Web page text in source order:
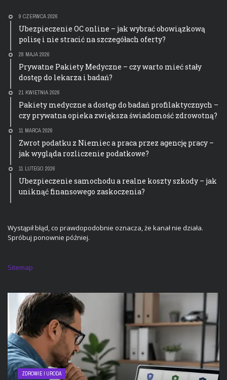
9 CZERWCA 2026
Ubezpieczenie OC online – jak wybrać obowiązkową
polisę i nie stracić na szczegółach oferty?
28 MAJA 2026
Prywatne Pakiety Medyczne – czy warto mieć stały
dostęp do lekarza i badań?
21 KWIETNIA 2026
Pakiety medyczne a dostęp do badań profilaktycznych –
czy prywatna opieka zwiększa świadomość zdrowotną?
11 MARCA 2026
Zwrot podatku z Niemiec a praca przez agencję pracy –
jak wygląda rozliczenie podatkowe?
11 LUTEGO 2026
Ubezpieczenie samochodu a realne koszty szkody – jak
uniknąć finansowego zaskoczenia?
Wystąpił błąd, co prawdopodobnie oznacza, że kanał nie działa.
Spróbuj ponownie później.
Sitemap
ZDROWIE I URODA